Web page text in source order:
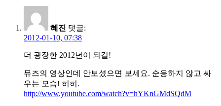
혜진 댓글:
2012-01-10, 07:38
더 굉장한 2012년이 되길!
뮤즈의 영상인데 안보셨으면 보세요. 순응하지 않고 싸
우는 모습! 히히.
http://www.youtube.com/watch?v=hYKnGMdSQdM